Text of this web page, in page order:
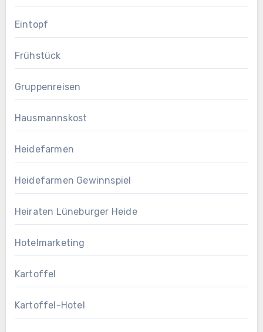
Eintopf
Frühstück
Gruppenreisen
Hausmannskost
Heidefarmen
Heidefarmen Gewinnspiel
Heiraten Lüneburger Heide
Hotelmarketing
Kartoffel
Kartoffel-Hotel